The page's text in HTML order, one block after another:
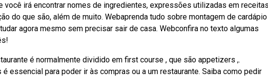
você irá encontrar nomes de ingredientes, expressões utilizadas em
do que são, além de muito. Webaprenda tudo sobre montagem de
agora mesmo sem precisar sair de casa. Webconfira no texto algumas
é normalmente dividido em first course , que são appetizers ,.
essencial para poder ir às compras ou a um restaurante. Saiba como pedir